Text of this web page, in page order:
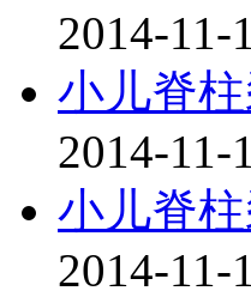
2014-11-
小儿脊
2014-11-
小儿脊
2014-11-